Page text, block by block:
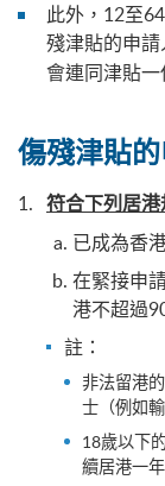
此外，12至
殘津貼的申
會連同津貼一
傷殘津貼的
符合下列居港
已成為香
在緊接申
港不超過
註：
非法留港
士（例如
18歲以下
續居港一